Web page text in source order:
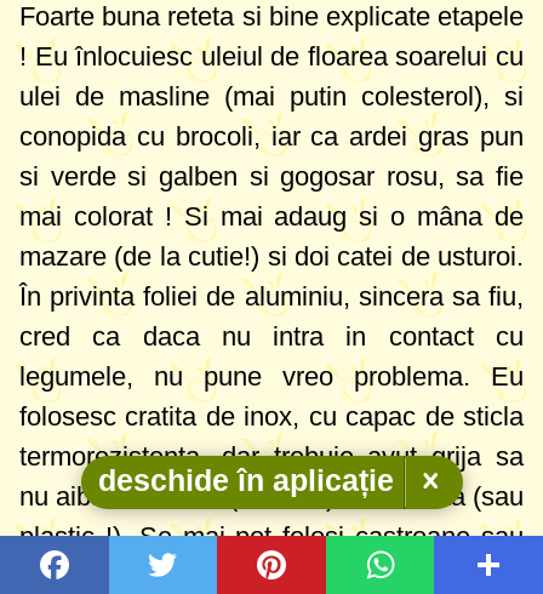
Foarte buna reteta si bine explicate etapele
! Eu înlocuiesc uleiul de floarea soarelui cu
ulei de masline (mai putin colesterol), si
conopida cu brocoli, iar ca ardei gras pun
si verde si galben si gogosar rosu, sa fie
mai colorat ! Si mai adaug si o mâna de
mazare (de la cutie!) si doi catei de usturoi.
În privinta foliei de aluminiu, sincera sa fiu,
cred ca daca nu intra in contact cu
legumele, nu pune vreo problema. Eu
folosesc cratita de inox, cu capac de sticla
termorezistenta, dar trebuie avut grija sa
nu aiba elemente (mânere) de ebonita (sau
plastic !). Se mai pot folosi castroane sau
tavi de Yena cu capac.
deschide în aplicație